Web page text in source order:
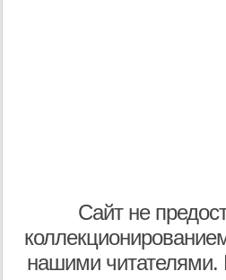
Сайт не
нашими читателями.